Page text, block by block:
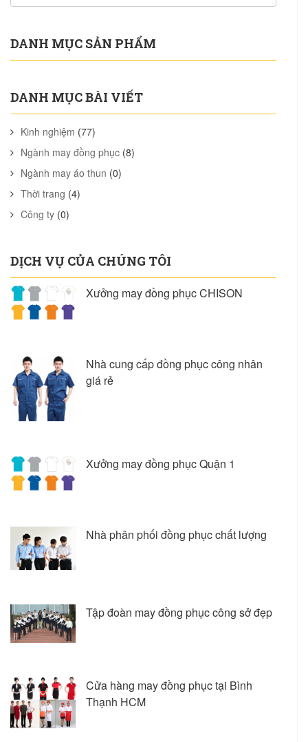
DANH MỤC SẢN PHẨM
DANH MỤC BÀI VIẾT
Kinh nghiệm (77)
Ngành may đồng phục (8)
Ngành may áo thun (0)
Thời trang (4)
Công ty (0)
DỊCH VỤ CỦA CHÚNG TÔI
Xưởng may đồng phục CHISON
Nhà cung cấp đồng phục công nhân
giá rẻ
Xưởng may đồng phục Quận 1
Nhà phân phối đồng phục chất lượng
Tập đoàn may đồng phục công sở đẹp
Cửa hàng may đồng phục tại Bình
Thạnh HCM